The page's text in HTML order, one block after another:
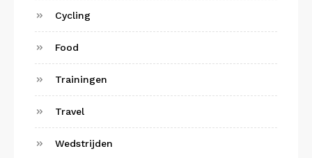
Cycling
Food
Trainingen
Travel
Wedstrijden